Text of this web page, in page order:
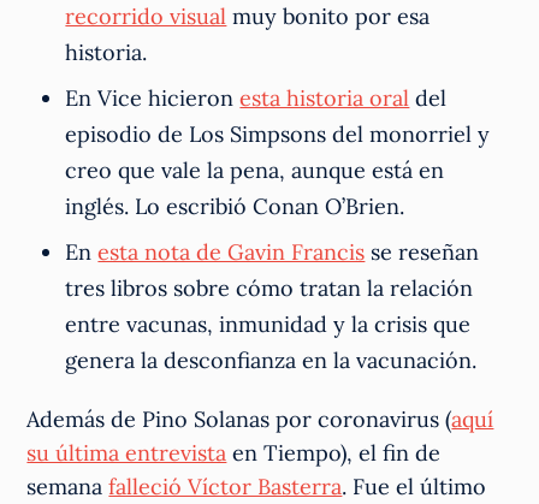
recorrido visual muy bonito por esa
historia.
En Vice hicieronesta historia oral del
episodio de Los Simpsons del monorriel y
creo que vale la pena, aunque está en
inglés. Lo escribió Conan O’Brien.
Enesta nota de Gavin Francis se reseñan
tres libros sobre cómo tratan la relación
entre vacunas, inmunidad y la crisis que
genera la desconfianza en la vacunación.
Además de Pino Solanas por coronavirus (aquí
su última entrevista en Tiempo), el fin de
semanafalleció Víctor Basterra. Fue el último